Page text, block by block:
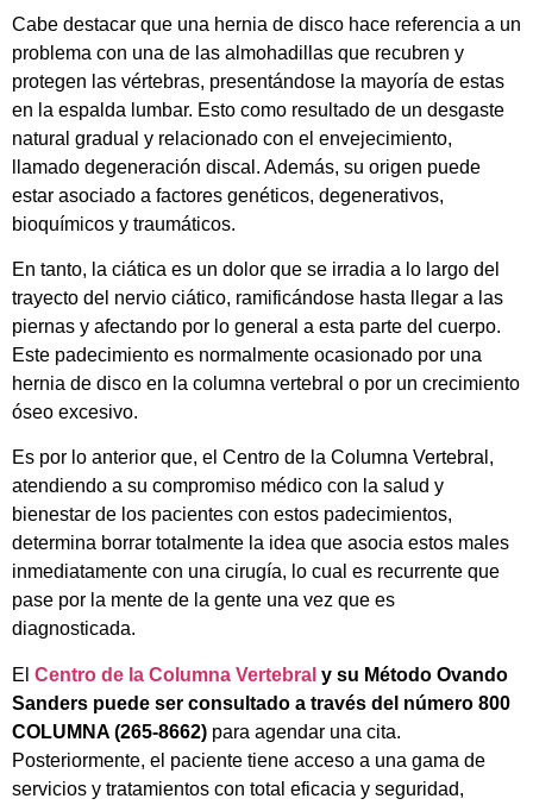
Cabe destacar que una hernia de disco hace referencia a un
problema con una de las almohadillas que recubren y
protegen las vértebras, presentándose la mayoría de estas
en la espalda lumbar. Esto como resultado de un desgaste
natural gradual y relacionado con el envejecimiento,
llamado degeneración discal. Además, su origen puede
estar asociado a factores genéticos, degenerativos,
bioquímicos y traumáticos.
En tanto, la ciática es un dolor que se irradia a lo largo del
trayecto del nervio ciático, ramificándose hasta llegar a las
piernas y afectando por lo general a esta parte del cuerpo.
Este padecimiento es normalmente ocasionado por una
hernia de disco en la columna vertebral o por un crecimiento
óseo excesivo.
Es por lo anterior que, el Centro de la Columna Vertebral,
atendiendo a su compromiso médico con la salud y
bienestar de los pacientes con estos padecimientos,
determina borrar totalmente la idea que asocia estos males
inmediatamente con una cirugía, lo cual es recurrente que
pase por la mente de la gente una vez que es
diagnosticada.
El Centro de la Columna Vertebral y su Método Ovando
Sanders puede ser consultado a través del número 800
COLUMNA (265-8662) para agendar una cita.
Posteriormente, el paciente tiene acceso a una gama de
servicios y tratamientos con total eficacia y seguridad,